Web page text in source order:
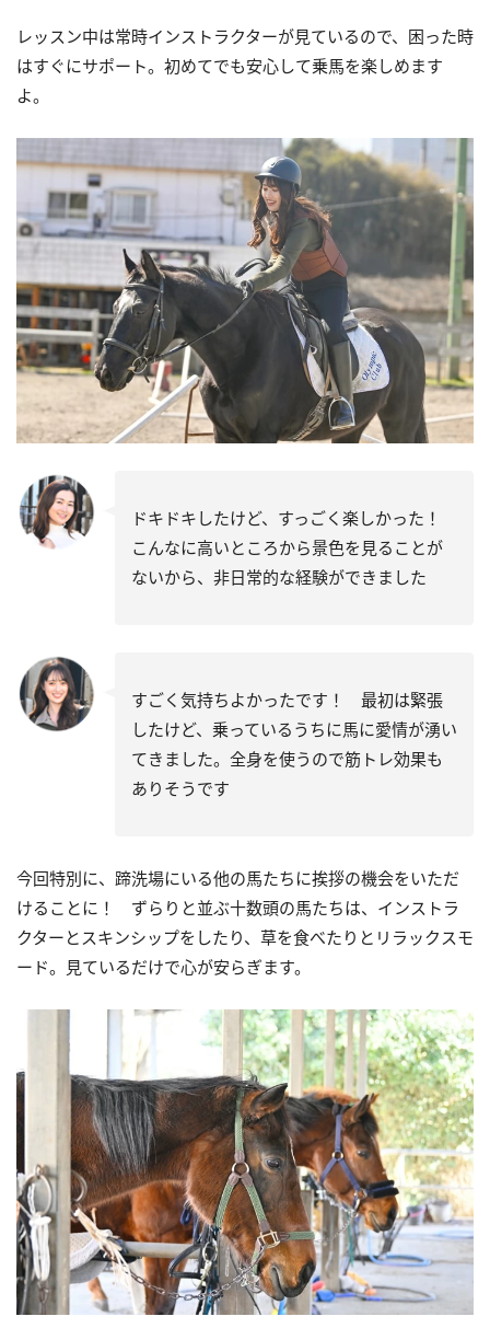
レッスン中は常時インストラクターが見ているので、困った時
はすぐにサポート。初めてでも安心して乗馬を楽しめます
よ。
ドキドキしたけど、すっごく楽しかった！
こんなに高いところから景色を見ることが
ないから、非日常的な経験ができました
すごく気持ちよかったです！ 最初は緊張
したけど、乗っているうちに馬に愛情が湧い
てきました。全身を使うので筋トレ効果も
ありそうです
今回特別に、蹄洗場にいる他の馬たちに挨拶の機会をいただ
けることに！ ずらりと並ぶ十数頭の馬たちは、インストラ
クターとスキンシップをしたり、草を食べたりとリラックスモ
ード。見ているだけで心が安らぎます。